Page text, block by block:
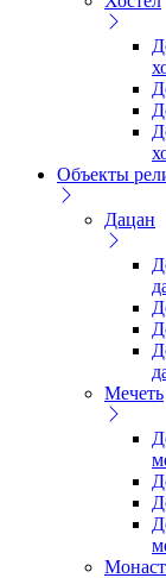
Объекты
Дацан
Мечеть